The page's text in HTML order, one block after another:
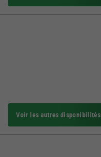
Voir les autres disponibilités